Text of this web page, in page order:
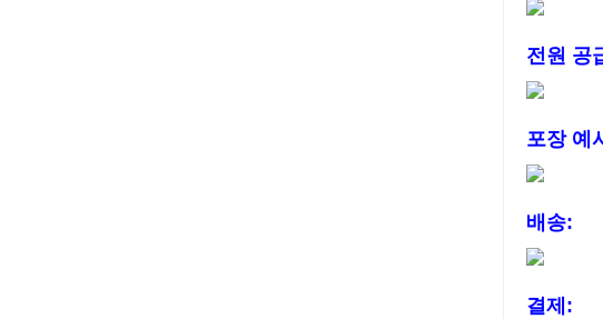
전원 공
포장 예
배송:
결제: